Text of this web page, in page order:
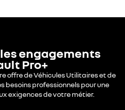
engagements
Pro+
offre de Véhicules Utilitaires et de
besoins professionnels pour une
exigences de votre métier.